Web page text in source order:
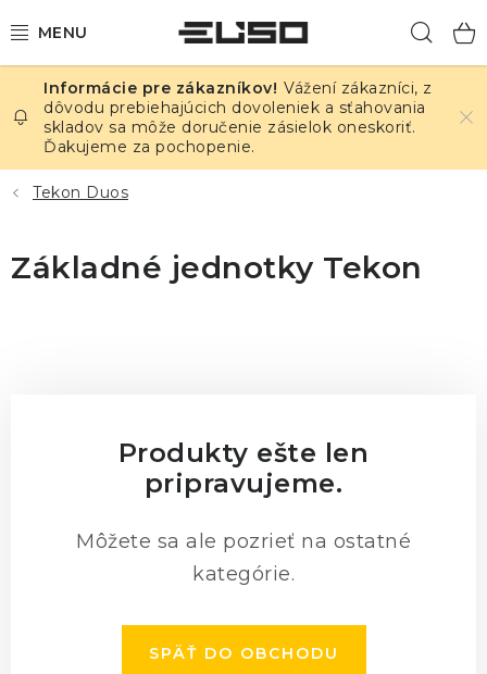
na
ELEKTRINA
TEPLOTA A VLHKOSŤ
TLAK A ÚNIKY
ZÁZNAMNÍKY
Obchodné podmienky GDPR Slovník pojmov
Vážení zákazníci, z
dôvodu prebiehajúcich dovoleniek a sťahovania
skladov sa môže doručenie zásielok oneskoriť.
Ďakujeme za pochopenie.
Tekon Duos
Základné jednotky Tekon
Produkty ešte len
pripravujeme.
Môžete sa ale pozrieť na ostatné
kategórie.
SPÄŤ DO OBCHODU